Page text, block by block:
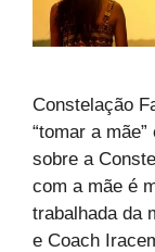
Constelação
“tomar a
sobre a
com a mãe é
trabalhada da
e Coach